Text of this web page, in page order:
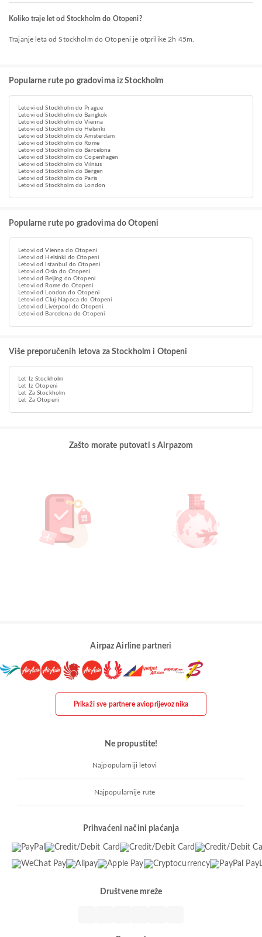
Koliko traje let od Stockholm do Otopeni?
Trajanje leta od Stockholm do Otopeni je otprilike 2h 45m.
Popularne rute po gradovima iz Stockholm
Letovi od Stockholm do Prague
Letovi od Stockholm do Bangkok
Letovi od Stockholm do Vienna
Letovi od Stockholm do Helsinki
Letovi od Stockholm do Amsterdam
Letovi od Stockholm do Rome
Letovi od Stockholm do Barcelona
Letovi od Stockholm do Copenhagen
Letovi od Stockholm do Vilnius
Letovi od Stockholm do Bergen
Letovi od Stockholm do Paris
Letovi od Stockholm do London
Popularne rute po gradovima do Otopeni
Letovi od Vienna do Otopeni
Letovi od Helsinki do Otopeni
Letovi od Istanbul do Otopeni
Letovi od Oslo do Otopeni
Letovi od Beijing do Otopeni
Letovi od Rome do Otopeni
Letovi od London do Otopeni
Letovi od Cluj-Napoca do Otopeni
Letovi od Liverpool do Otopeni
Letovi od Barcelona do Otopeni
Više preporučenih letova za Stockholm i Otopeni
Let Iz Stockholm
Let Iz Otopeni
Let Za Stockholm
Let Za Otopeni
Zašto morate putovati s Airpazom
Airpaz Airline partneri
Prikaži sve partnere avioprijevoznika
Ne propustite!
Najpopularniji letovi
Najpopularnije rute
Prihvaćeni načini plaćanja
Društvene mreže